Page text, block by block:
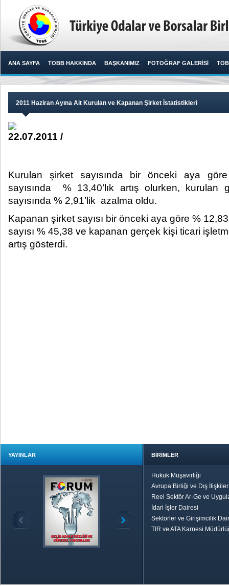
ANA SAYFA TOBB HAKKINDA BAŞKANIMIZ FOTOĞRAF GALERİSİ
2011 Haziran Ayına Ait Kurulan ve Kapanan Şirket İstatistikleri
22.07.2011 /
Kurulan şirket sayısında bir önceki aya
sayısında % 13,40’lık artış olurken, kurulan
sayısında % 2,91’lik azalma oldu. ​ ​
Kapanan şirket sayısı bir önceki aya göre %
sayısı % 45,38 ve kapanan gerçek kişi ticari
artış gösterdi.​
YAYINLAR BİRİMLER
Hukuk Müşavirliği
Avrupa Birliği ve Dış
Reel Sektör Ar-Ge ve
İdari İşler Dairesi
Sektörler ve Girişimcilik
TIR ve ATA Karnesi